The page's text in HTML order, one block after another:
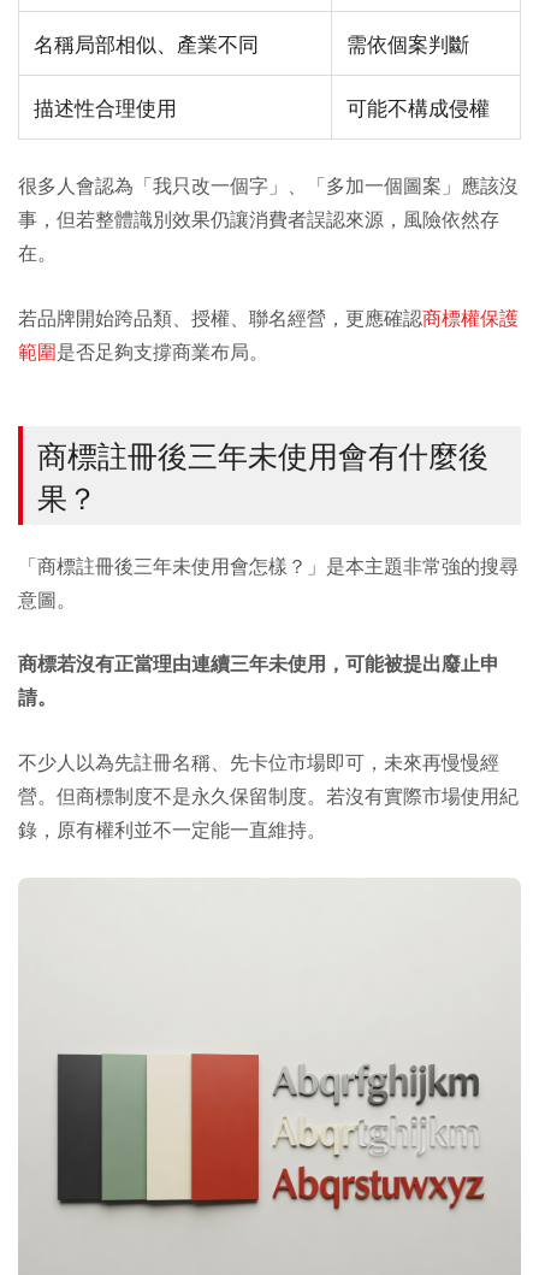
名稱局部相似、產業不同 需依個案判斷
描述性合理使用 可能不構成侵權
很多人會認為「我只改一個字」、「多加一個圖案」應該沒
事，但若整體識別效果仍讓消費者誤認來源，風險依然存
在。
若品牌開始跨品類、授權、聯名經營，更應確認商標權保護
範圍是否足夠支撐商業布局。
商標註冊後三年未使用會有什麼後
果？
「商標註冊後三年未使用會怎樣？」是本主題非常強的搜尋
意圖。
商標若沒有正當理由連續三年未使用，可能被提出廢止申
請。
不少人以為先註冊名稱、先卡位市場即可，未來再慢慢經
營。但商標制度不是永久保留制度。若沒有實際市場使用紀
錄，原有權利並不一定能一直維持。